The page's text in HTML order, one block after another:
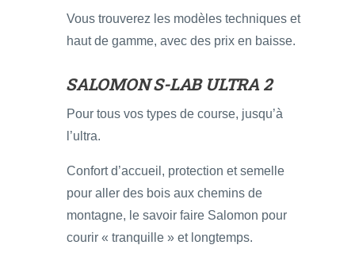
Vous trouverez les modèles techniques et
haut de gamme, avec des prix en baisse.
SALOMON S-LAB ULTRA 2
Pour tous vos types de course, jusqu’à
l’ultra.
Confort d’accueil, protection et semelle
pour aller des bois aux chemins de
montagne, le savoir faire Salomon pour
courir « tranquille » et longtemps.